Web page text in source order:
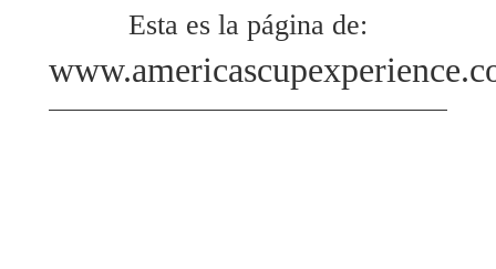
Esta es la página de: